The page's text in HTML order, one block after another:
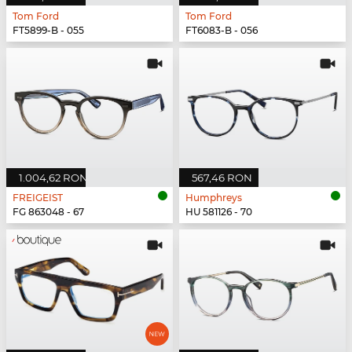
Tom Ford
FT5899-B - 055
Tom Ford
FT6083-B - 056
1.004,62 RON
FREIGEIST
FG 863048 - 67
567,46 RON
Humphreys
HU 581126 - 70